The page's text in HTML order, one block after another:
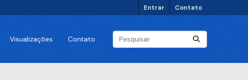
Entrar Contato
Visualizações Contato